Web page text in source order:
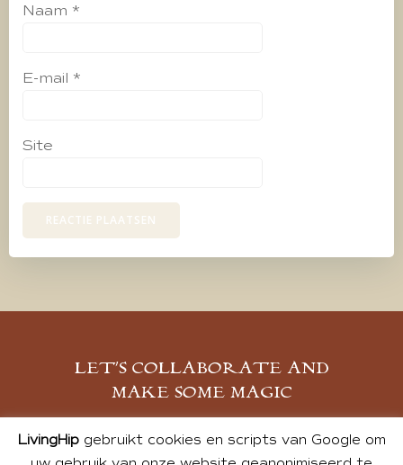
Naam *
E-mail *
Site
LET’S COLLABORATE AND
MAKE SOME MAGIC
MELD JE AAN
LivingHipgebruikt cookies en scripts van Google om